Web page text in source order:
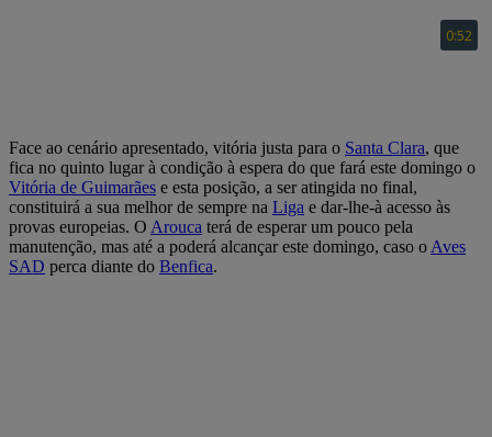
Face ao cenário apresentado, vitória justa para o Santa Clara, que
fica no quinto lugar à condição à espera do que fará este domingo o
Vitória de Guimarães e esta posição, a ser atingida no final,
constituirá a sua melhor de sempre na Liga e dar-lhe-à acesso às
provas europeias. O Arouca terá de esperar um pouco pela
manutenção, mas até a poderá alcançar este domingo, caso o Aves
SAD perca diante do Benfica.